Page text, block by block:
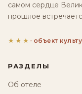
самом сердце
прошлое
★★★ · объект
РАЗДЕЛЫ
Об отеле